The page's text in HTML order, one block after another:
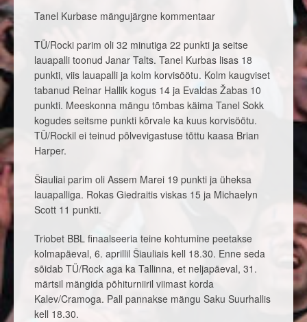
Tanel Kurbase mängujärgne kommentaar
TÜ/Rocki parim oli 32 minutiga 22 punkti ja seitse
lauapalli toonud Janar Talts. Tanel Kurbas lisas 18
punkti, viis lauapalli ja kolm korvisöötu. Kolm kaugviset
tabanud Reinar Hallik kogus 14 ja Evaldas Žabas 10
punkti. Meeskonna mängu tõmbas käima Tanel Sokk
kogudes seitsme punkti kõrvale ka kuus korvisöötu.
TÜ/Rockil ei teinud põlvevigastuse tõttu kaasa Brian
Harper.
Šiauliai parim oli Assem Marei 19 punkti ja üheksa
lauapalliga. Rokas Giedraitis viskas 15 ja Michaelyn
Scott 11 punkti.
Triobet BBL finaalseeria teine kohtumine peetakse
kolmapäeval, 6. aprillil Šiauliais kell 18.30. Enne seda
sõidab TÜ/Rock aga ka Tallinna, et neljapäeval, 31.
märtsil mängida põhiturniiril viimast korda
Kalev/Cramoga. Pall pannakse mängu Saku Suurhallis
kell 18.30.